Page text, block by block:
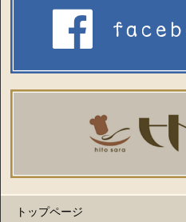
トップページ